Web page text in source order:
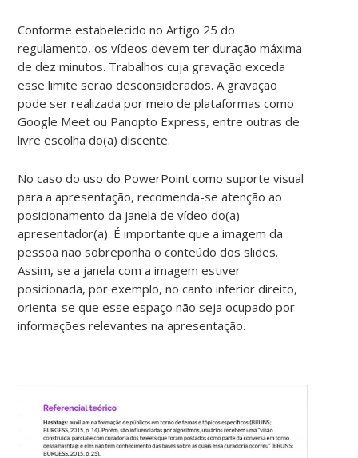
Conforme estabelecido no Artigo 25 do
regulamento, os vídeos devem ter duração máxima
de dez minutos. Trabalhos cuja gravação exceda
esse limite serão desconsiderados. A gravação
pode ser realizada por meio de plataformas como
Google Meet ou Panopto Express, entre outras de
livre escolha do(a) discente.
No caso do uso do PowerPoint como suporte visual
para a apresentação, recomenda-se atenção ao
posicionamento da janela de vídeo do(a)
apresentador(a). É importante que a imagem da
pessoa não sobreponha o conteúdo dos slides.
Assim, se a janela com a imagem estiver
posicionada, por exemplo, no canto inferior direito,
orienta-se que esse espaço não seja ocupado por
informações relevantes na apresentação.